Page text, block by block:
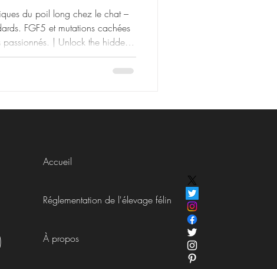
du poil long chez le chat –
FGF5 et mutations cachées
passionnés. | Unlock the hidden
beyond standard DNA tests.
for passionate breeders.
Accueil
Réglementation de l'élevage félin
À propos